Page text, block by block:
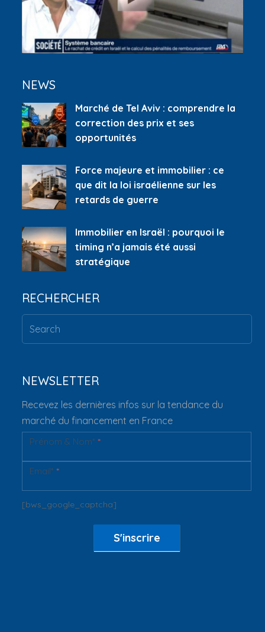
NEWS
Marché de Tel Aviv : comprendre la
correction des prix et ses
opportunités
Force majeure et immobilier : ce
que dit la loi israélienne sur les
retards de guerre
Immobilier en Israël : pourquoi le
timing n’a jamais été aussi
stratégique
RECHERCHER
NEWSLETTER
Recevez les dernières infos sur la tendance du
marché du financement en France
Newsletter
Prénom & Nom**
Email**
[bws_google_captcha]
S'inscrire